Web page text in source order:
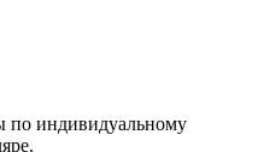
по индивидуальному